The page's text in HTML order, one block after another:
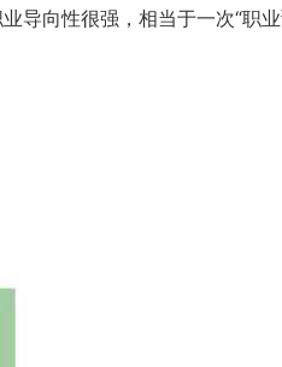
向性很强，相当于一次“职业
CCP学员心得交流